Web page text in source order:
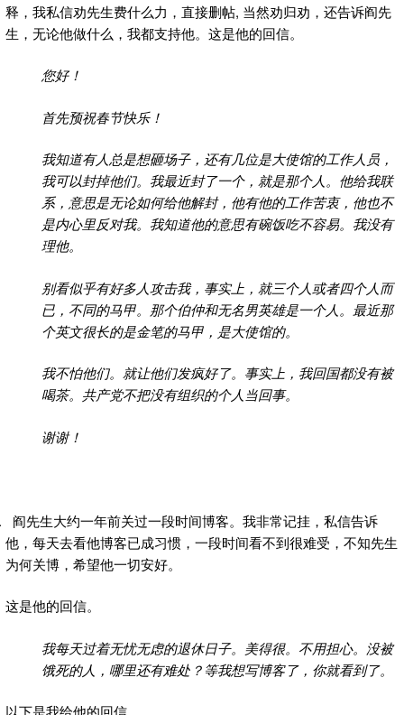
释，我私信劝先生费什么力，直接删帖, 当然劝归劝，还告诉阎先
生，无论他做什么，我都支持他。这是他的回信。
您好！
首先预祝春节快乐！
我知道有人总是想砸场子，还有几位是大使馆的工作人员，
我可以封掉他们。我最近封了一个，就是那个人。他给我联
系，意思是无论如何给他解封，他有他的工作苦衷，他也不
是内心里反对我。我知道他的意思有碗饭吃不容易。我没有
理他。
别看似乎有好多人攻击我，事实上，就三个人或者四个人而
已，不同的马甲。那个伯仲和无名男英雄是一个人。最近那
个英文很长的是金笔的马甲，是大使馆的。
我不怕他们。就让他们发疯好了。事实上，我回国都没有被
喝茶。共产党不把没有组织的个人当回事。
谢谢！
阎先生大约一年前关过一段时间博客。我非常记挂，私信告诉
他，每天去看他博客已成习惯，一段时间看不到很难受，不知先生
为何关博，希望他一切安好。
这是他的回信。
我每天过着无忧无虑的退休日子。美得很。不用担心。没被
饿死的人，哪里还有难处？等我想写博客了，你就看到了。
以下是我给他的回信。